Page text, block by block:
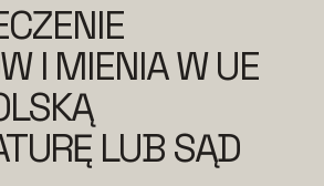
I MIENIA W UE
LUB SĄD